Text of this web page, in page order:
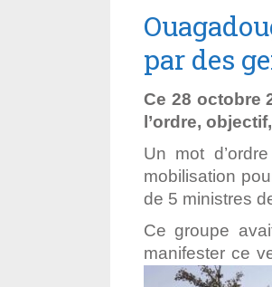
par des
Ce 28 octobre
l’ordre,
Un mot
mobilisation
de 5 ministres
Ce groupe
manifester ce